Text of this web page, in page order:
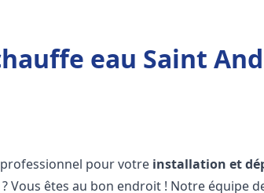
eau Saint
pour votre installation et
? Vous êtes au bon endroit ! Notre équipe